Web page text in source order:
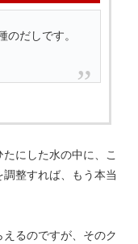
のだしです。
にした水の中に、こ
整すれば、もう本当
えるのですが、そのク